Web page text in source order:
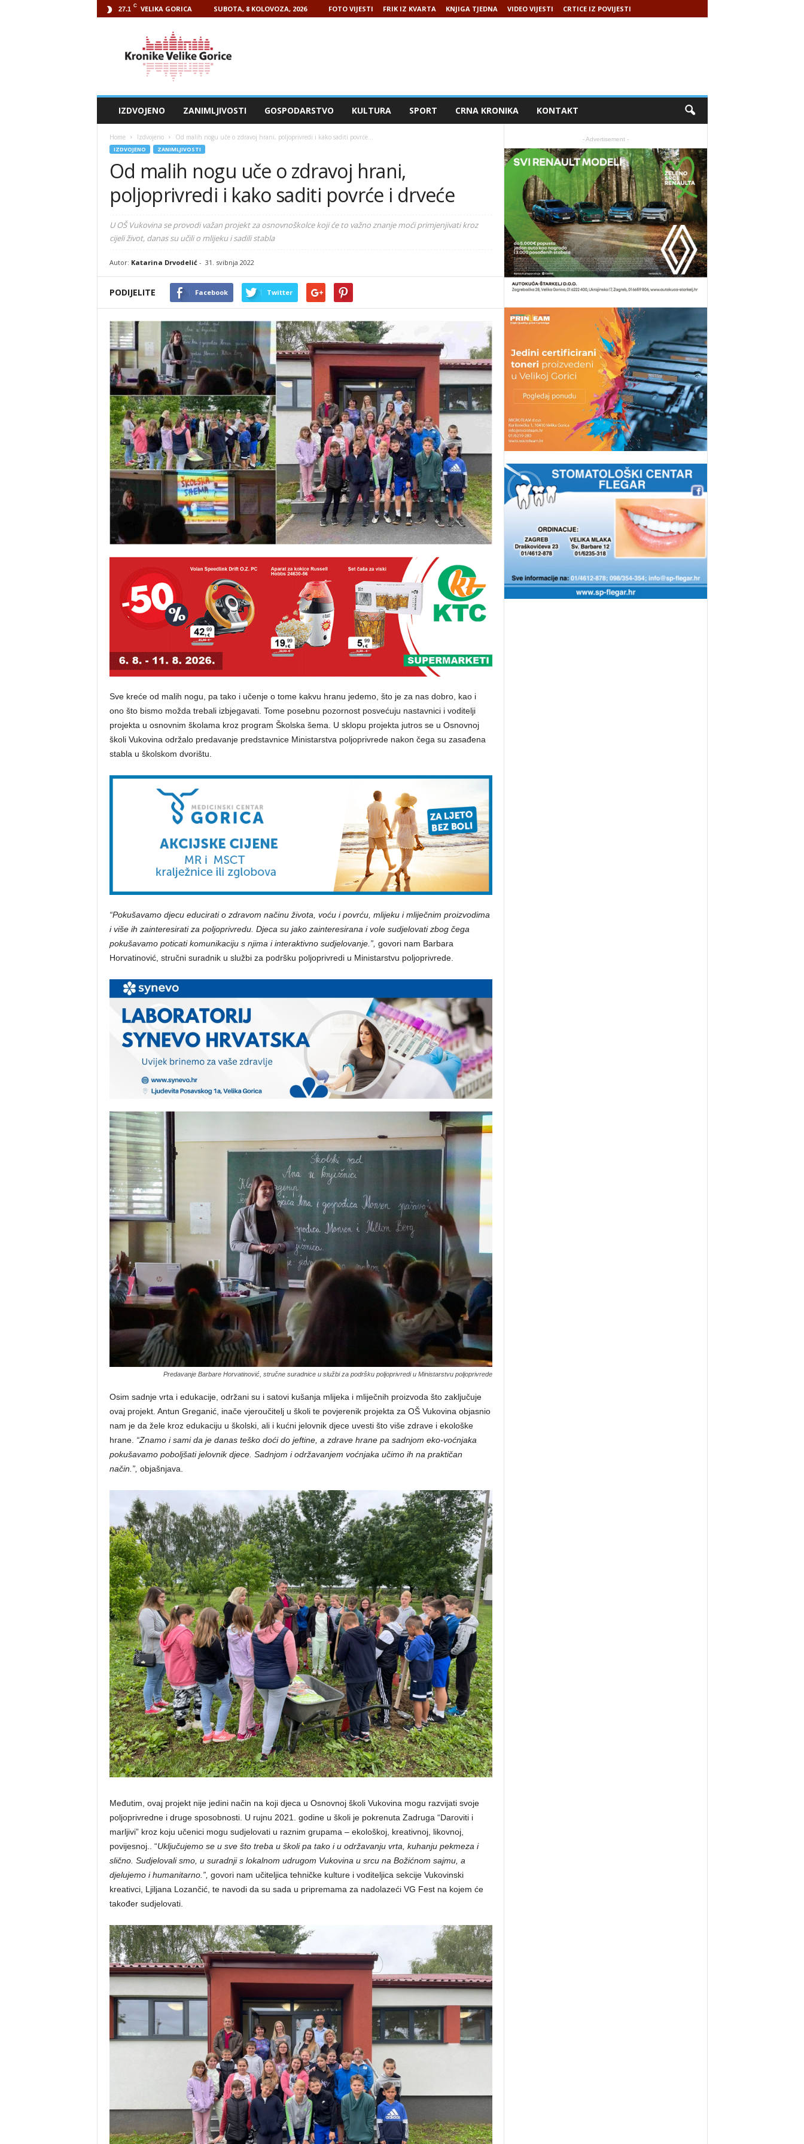
27.1 C VELIKA GORICA SUBOTA, 8 KOLOVOZA, 2026 FOTO VIJESTI FRIK IZ KVARTA KNJIGA TJEDNA VIDEO VIJESTI CRTICE IZ POVIJESTI
IZDVOJENO ZANIMLJIVOSTI GOSPODARSTVO KULTURA SPORT CRNA KRONIKA KONTAKT
Home Izdvojeno Od malih nogu uče o zdravoj hrani, poljoprivredi i kako saditi povrće...
IZDVOJENO ZANIMLJIVOSTI
Od malih nogu uče o zdravoj hrani,
poljoprivredi i kako saditi povrće i drveće
U OŠ Vukovina se provodi važan projekt za osnovnoškolce koji će to važno znanje moći primjenjivati kroz
cijeli život, danas su učili o mlijeku i sadili stabla
Autor: Katarina Drvodelić- 31. svibnja 2022
PODIJELITE Facebook Twitter
Sve kreće od malih nogu, pa tako i učenje o tome kakvu hranu jedemo, što je za nas dobro, kao i
ono što bismo možda trebali izbjegavati. Tome posebnu pozornost posvećuju nastavnici i voditelji
projekta u osnovnim školama kroz program Školska šema. U sklopu projekta jutros se u Osnovnoj
školi Vukovina održalo predavanje predstavnice Ministarstva poljoprivrede nakon čega su zasađena
stabla u školskom dvorištu.
“Pokušavamo djecu educirati o zdravom načinu života, voću i povrću, mlijeku i mliječnim proizvodima
i više ih zainteresirati za poljoprivredu. Djeca su jako zainteresirana i vole sudjelovati zbog čega
pokušavamo poticati komunikaciju s njima i interaktivno sudjelovanje.”, govori nam Barbara
Horvatinović, stručni suradnik u službi za podršku poljoprivredi u Ministarstvu poljoprivrede.
Predavanje Barbare Horvatinović, stručne suradnice u službi za podršku poljoprivredi u Ministarstvu poljoprivrede
Osim sadnje vrta i edukacije, održani su i satovi kušanja mlijeka i mliječnih proizvoda što zaključuje
ovaj projekt. Antun Greganić, inače vjeroučitelj u školi te povjerenik projekta za OŠ Vukovina objasnio
nam je da žele kroz edukaciju u školski, ali i kućni jelovnik djece uvesti što više zdrave i ekološke
hrane. “Znamo i sami da je danas teško doći do jeftine, a zdrave hrane pa sadnjom eko-voćnjaka
pokušavamo poboljšati jelovnik djece. Sadnjom i održavanjem voćnjaka učimo ih na praktičan
način.”, objašnjava.
Međutim, ovaj projekt nije jedini način na koji djeca u Osnovnoj školi Vukovina mogu razvijati svoje
poljoprivredne i druge sposobnosti. U rujnu 2021. godine u školi je pokrenuta Zadruga “Daroviti i
marljivi” kroz koju učenici mogu sudjelovati u raznim grupama – ekološkoj, kreativnoj, likovnoj,
povijesnoj.. “Uključujemo se u sve što treba u školi pa tako i u održavanju vrta, kuhanju pekmeza i
slično. Sudjelovali smo, u suradnji s lokalnom udrugom Vukovina u srcu na Božićnom sajmu, a
djelujemo i humanitarno.”, govori nam učiteljica tehničke kulture i voditeljica sekcije Vukovinski
kreativci, Ljiljana Lozančić, te navodi da su sada u pripremama za nadolazeći VG Fest na kojem će
također sudjelovati.
- Advertisement -